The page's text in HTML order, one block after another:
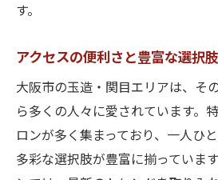
ネーション
目元を最大限に引き立
美眉とカールしたまつ
クの可能性
大阪市のアイブロウケアで
す。
アクセスの便利さと豊富な選択
大阪市の玉造・関目エリアは、そ
ら多くの人々に愛されています。
ロンが多く集まっており、一人ひ
多彩な選択肢が豊富に揃っていま